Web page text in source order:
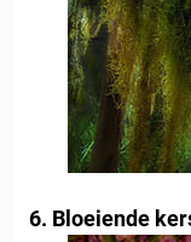
6. Bloeiende